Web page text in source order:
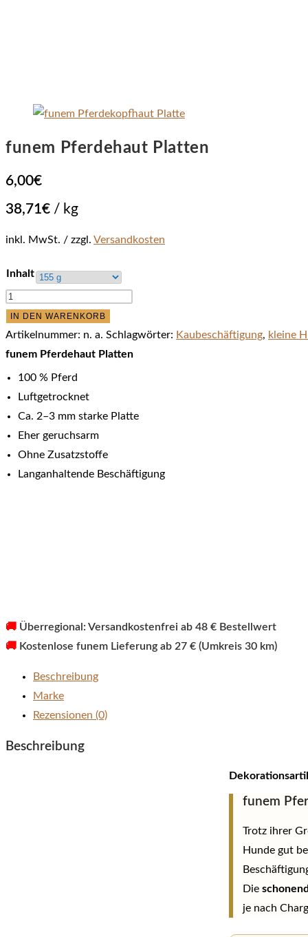
funem Pferdehaut Platten
6,00€
38,71€ / kg
inkl. MwSt. zzgl. Versandkosten
Inhalt
funem
Pferdehaut
Platten
Menge
IN DEN WARENKORB
Artikelnummer: n. a. Schlagwörter: Kaubeschäftigung, kleine
funem Pferdehaut Platten
100 % Pferd
Luftgetrocknet
Ca. 2–3 mm starke Platte
Eher geruchsarm
Ohne Zusatzstoffe
Langanhaltende Beschäftigung
🚚 Überregional: Versandkostenfrei ab 48 € Bestellwert
🚚 Kostenlose funem Lieferung ab 27 € (Umkreis 30 km)
Beschreibung
Marke
Rezensionen (0)
Beschreibung
funem
Trotz ihrer
Hunde gut
Die
je nach